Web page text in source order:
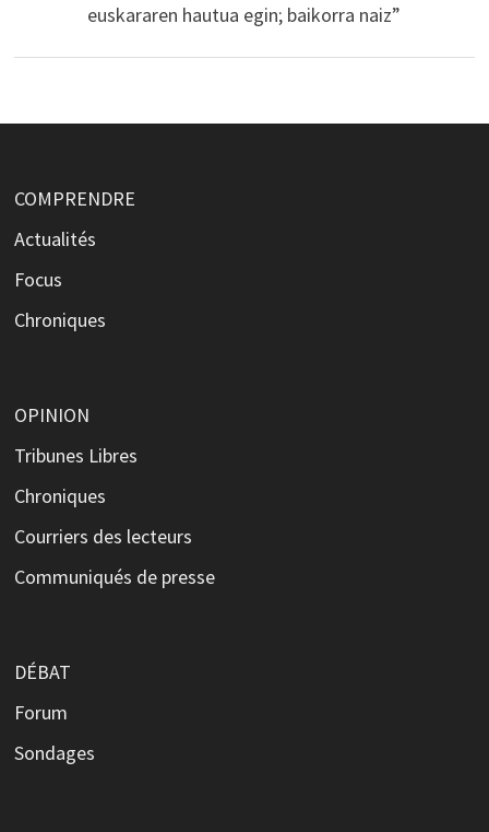
euskararen hautua egin; baikorra naiz”
COMPRENDRE
Actualités
Focus
Chroniques
OPINION
Tribunes Libres
Chroniques
Courriers des lecteurs
Communiqués de presse
DÉBAT
Forum
Sondages